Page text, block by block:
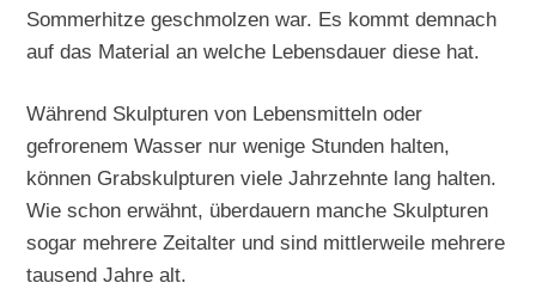
Sommerhitze geschmolzen war. Es kommt demnach
auf das Material an welche Lebensdauer diese hat.
Während Skulpturen von Lebensmitteln oder
gefrorenem Wasser nur wenige Stunden halten,
können Grabskulpturen viele Jahrzehnte lang halten.
Wie schon erwähnt, überdauern manche Skulpturen
sogar mehrere Zeitalter und sind mittlerweile mehrere
tausend Jahre alt.